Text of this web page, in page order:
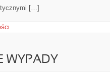
[…]
WYPADY